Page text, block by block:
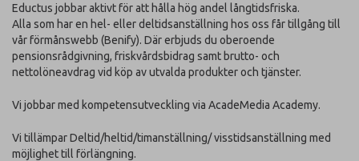
Eductus jobbar aktivt för att hålla hög andel långtidsfriska.
Alla som har en hel- eller deltidsanställning hos oss får tillgång till
vår förmånswebb (Benify). Där erbjuds du oberoende
pensionsrådgivning, friskvårdsbidrag samt brutto- och
nettolöneavdrag vid köp av utvalda produkter och tjänster.
Vi jobbar med kompetensutveckling via AcadeMedia Academy.
Vi tillämpar Deltid/heltid/timanställning/ visstidsanställning med
möjlighet till förlängning.